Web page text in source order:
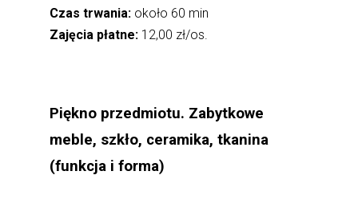
Czas trwania: około 60 min
Zajęcia płatne: 12,00 zł/os.
Piękno przedmiotu. Zabytkowe
meble, szkło, ceramika, tkanina
(funkcja i forma)